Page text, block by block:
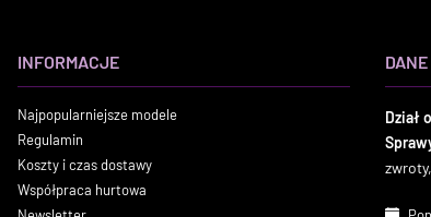
INFORMACJE
Najpopularniejsze modele
Regulamin
Koszty i czas dostawy
Współpraca hurtowa
Dział